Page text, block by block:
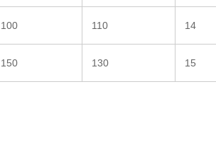
100 110 14
150 130 15